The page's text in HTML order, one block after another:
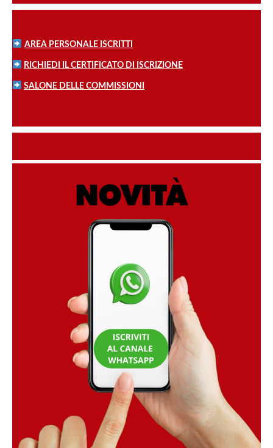
AREA PERSONALE ISCRITTI
RICHIEDI IL CERTIFICATO DI ISCRIZIONE
SALONE DELLE COMMISSIONI